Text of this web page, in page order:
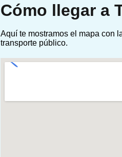
Cómo llegar a
Aquí te mostramos el mapa con
transporte público.